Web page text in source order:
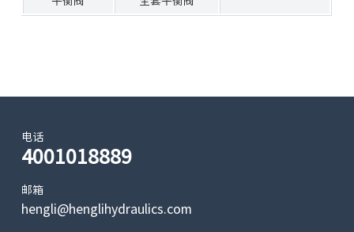
电话
4001018889
邮箱
hengli@henglihydraulics.com